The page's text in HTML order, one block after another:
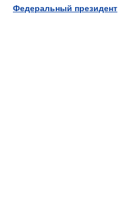
Федеральный президент